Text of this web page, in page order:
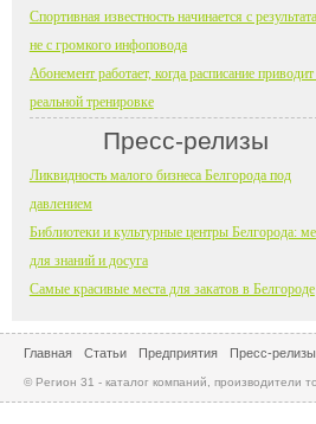
Спортивная известность начинается с
не с громкого инфоповода
Абонемент работает, когда расписание
реальной тренировке
Пресс-релизы
Ликвидность малого бизнеса Белгорода под
давлением
Библиотеки и культурные центры Белгорода:
для знаний и досуга
Самые красивые места для закатов в Белгороде
Главная Статьи Предприятия Пресс-релизы
© Регион 31 - каталог компаний, производители